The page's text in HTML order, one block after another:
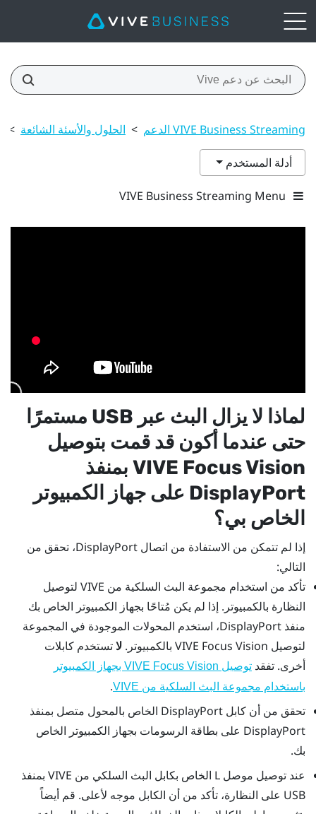
VIVE Business Streaming الدعم > الحلول والأسئة الشائعة >
أدلة المستخدم
VIVE Business Streaming Menu
لماذا لا يزال البث عبر USB مستمرًا
حتى عندما أكون قد قمت بتوصيل
VIVE Focus Vision بمنفذ
DisplayPort على جهاز الكمبيوتر
الخاص بي؟
إذا لم تتمكن من الاستفادة من اتصال DisplayPort، تحقق من
التالي:
تأكد من استخدام مجموعة البث السلكية من VIVE
لتوصيل
النظارة بالكمبيوتر. إذا لم يكن مُتاحًا بجهاز الكمبيوتر الخاص بك
منفذ DisplayPort، استخدم المحولات الموجودة في المجموعة
لتوصيل VIVE Focus Vision بالكمبيوتر. لاتستخدم كابلات
أخرى. تفقد
توصيل VIVE Focus Vision بجهاز الكمبيوتر
باستخدام مجموعة البث السلكية من VIVE
.
تحقق من أن كابل DisplayPort الخاص بالمحول متصل بمنفذ
DisplayPort على بطاقة الرسومات بجهاز الكمبيوتر الخاص
بك.
عند توصيل موصل L الخاص بكابل البث السلكي من VIVE بمنفذ
USB على النظارة، تأكد من أن الكابل موجه لأعلى. قم أيضاً